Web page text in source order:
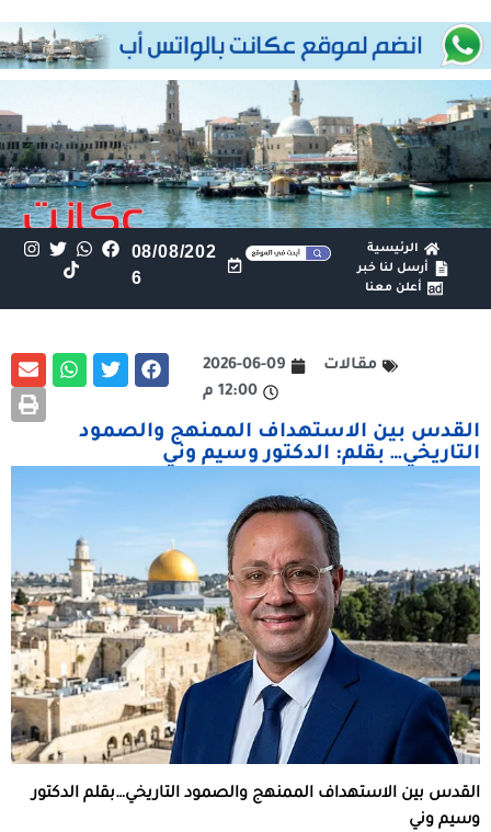
الرئيسية
أرسل لنا خبر
أعلن معنا
08/08/202
6
مقالات
2026-06-09
12:00 م
القدس بين الاستهداف الممنهج والصمود
التاريخي… بقلم: الدكتور وسيم وني
القدس بين الاستهداف الممنهج والصمود التاريخي…بقلم الدكتور
وسيم وني